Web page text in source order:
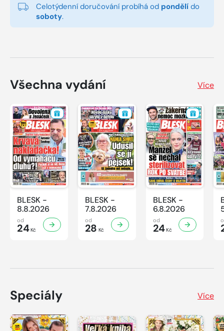
Celotýdenní doručování probíhá od pondělí do
soboty.
Všechna vydání Více
BLESK -
8.8.2026
od
24Kč
BLESK -
7.8.2026
od
28 Kč
BLESK -
6.8.2026
od
24Kč
Speciály Více